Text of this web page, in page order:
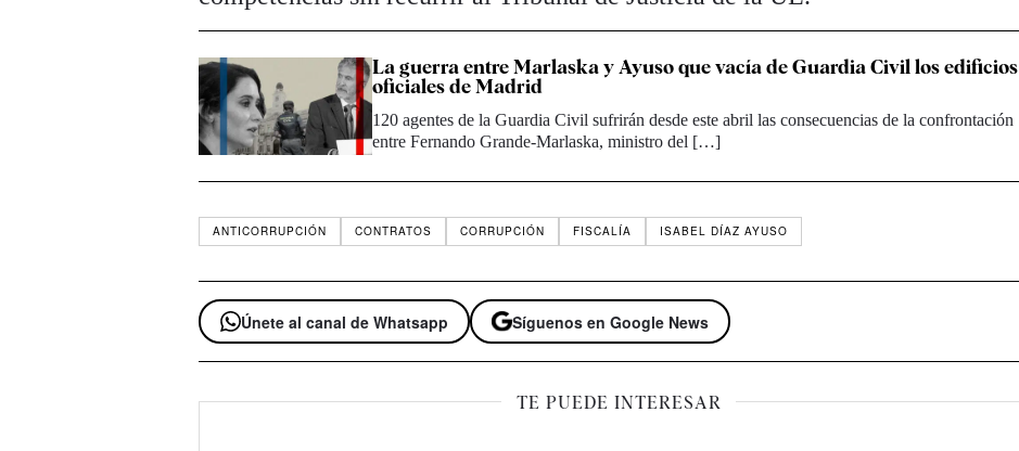
La guerra entre Marlaska y Ayuso que vacía de Guardia Civil los edificios
oficiales de Madrid
120 agentes de la Guardia Civil sufrirán desde este abril las consecuencias de la confrontación
entre Fernando Grande-Marlaska, ministro del […]
ANTICORRUPCIÓN CONTRATOS CORRUPCIÓN FISCALÍA ISABEL DÍAZ AYUSO
Únete al canal de Whatsapp Síguenos en Google News
TE PUEDE INTERESAR